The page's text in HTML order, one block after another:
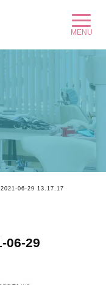
2021-06-29 13.17.17
06-29